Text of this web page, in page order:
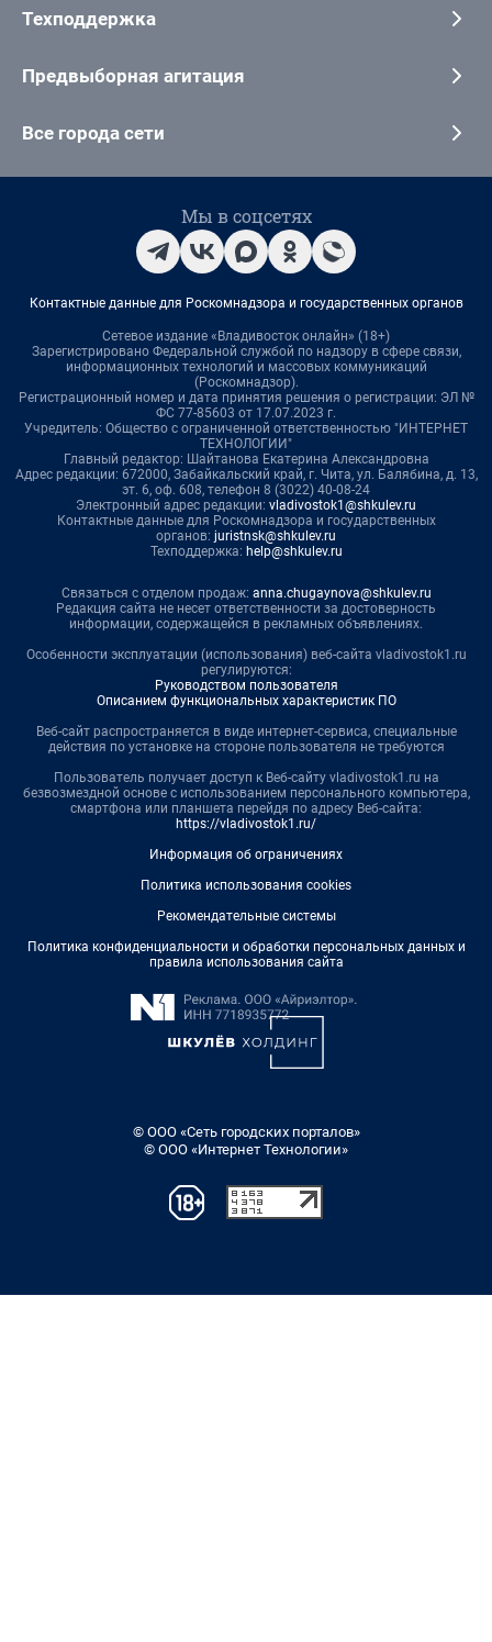
Техподдержка
Предвыборная агитация
Все города сети
Мы в соцсетях
Контактные данные для Роскомнадзора и государственных органов
Сетевое издание «Владивосток онлайн» (18+)
Зарегистрировано Федеральной службой по надзору в сфере связи,
информационных технологий и массовых коммуникаций
(Роскомнадзор).
Регистрационный номер и дата принятия решения о регистрации: ЭЛ №
ФС 77-85603 от 17.07.2023 г.
Учредитель: Общество с ограниченной ответственностью "ИНТЕРНЕТ
ТЕХНОЛОГИИ"
Главный редактор: Шайтанова Екатерина Александровна
Адрес редакции: 672000, Забайкальский край, г. Чита, ул. Балябина, д. 13,
эт. 6, оф. 608, телефон 8 (3022) 40-08-24
Электронный адрес редакции: vladivostok1@shkulev.ru
Контактные данные для Роскомнадзора и государственных
органов: juristnsk@shkulev.ru
Техподдержка: help@shkulev.ru
Связаться с отделом продаж: anna.chugaynova@shkulev.ru
Редакция сайта не несет ответственности за достоверность
информации, содержащейся в рекламных объявлениях.
Особенности эксплуатации (использования) веб-сайта vladivostok1.ru
регулируются:
Руководством пользователя
Описанием функциональных характеристик ПО
Веб-сайт распространяется в виде интернет-сервиса, специальные
действия по установке на стороне пользователя не требуются
Пользователь получает доступ к Веб-сайту vladivostok1.ru на
безвозмездной основе с использованием персонального компьютера,
смартфона или планшета перейдя по адресу Веб-сайта:
https://vladivostok1.ru/
Информация об ограничениях
Политика использования cookies
Рекомендательные системы
Политика конфиденциальности и обработки персональных данных и
правила использования сайта
© ООО «Сеть городских порталов»
© ООО «Интернет Технологии»